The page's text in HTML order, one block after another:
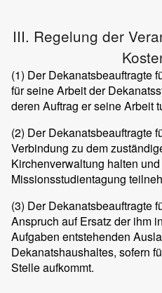
III. Regelung der
(1) Der Dekanatsbeauftragte
für seine Arbeit der
deren Auftrag er seine Arbeit
(2) Der Dekanatsbeauftragte
Verbindung zu dem
Kirchenverwaltung halten
Missionsstudientagung
(3) Der Dekanatsbeauftragte
Anspruch auf Ersatz der ihm
Aufgaben entstehenden
Dekanatshaushaltes, sofern
Stelle aufkommt.